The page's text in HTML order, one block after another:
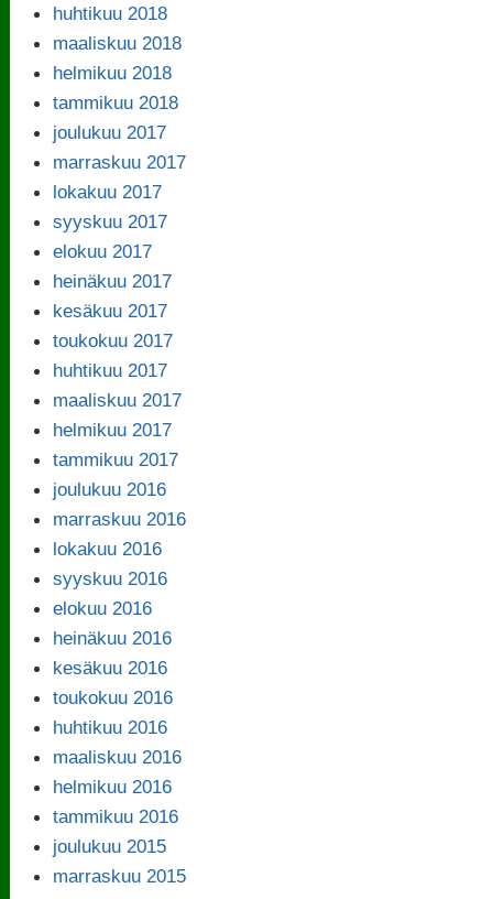
huhtikuu 2018
maaliskuu 2018
helmikuu 2018
tammikuu 2018
joulukuu 2017
marraskuu 2017
lokakuu 2017
syyskuu 2017
elokuu 2017
heinäkuu 2017
kesäkuu 2017
toukokuu 2017
huhtikuu 2017
maaliskuu 2017
helmikuu 2017
tammikuu 2017
joulukuu 2016
marraskuu 2016
lokakuu 2016
syyskuu 2016
elokuu 2016
heinäkuu 2016
kesäkuu 2016
toukokuu 2016
huhtikuu 2016
maaliskuu 2016
helmikuu 2016
tammikuu 2016
joulukuu 2015
marraskuu 2015